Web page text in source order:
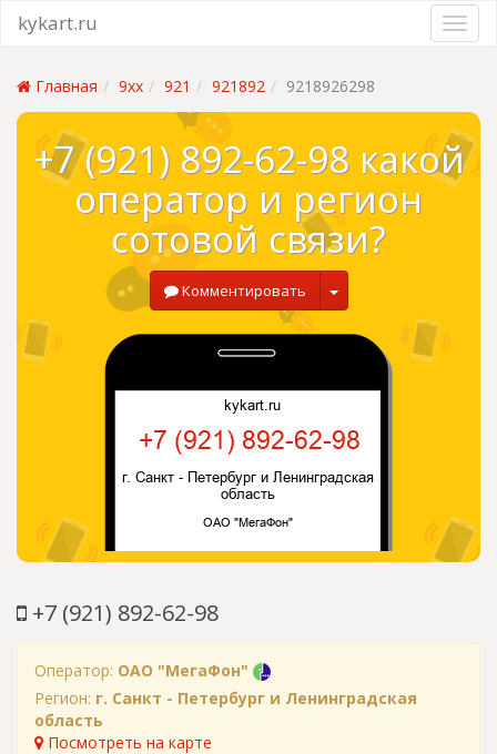
kykart.ru
Главная 9xx 921 921892 9218926298
+7 (921) 892-62-98 какой
оператор и регион
сотовой связи?
Комментировать
+7 (921) 892-62-98
Оператор: ОАО "МегаФон"
Регион: г. Санкт - Петербург и Ленинградская
область
Посмотреть на карте